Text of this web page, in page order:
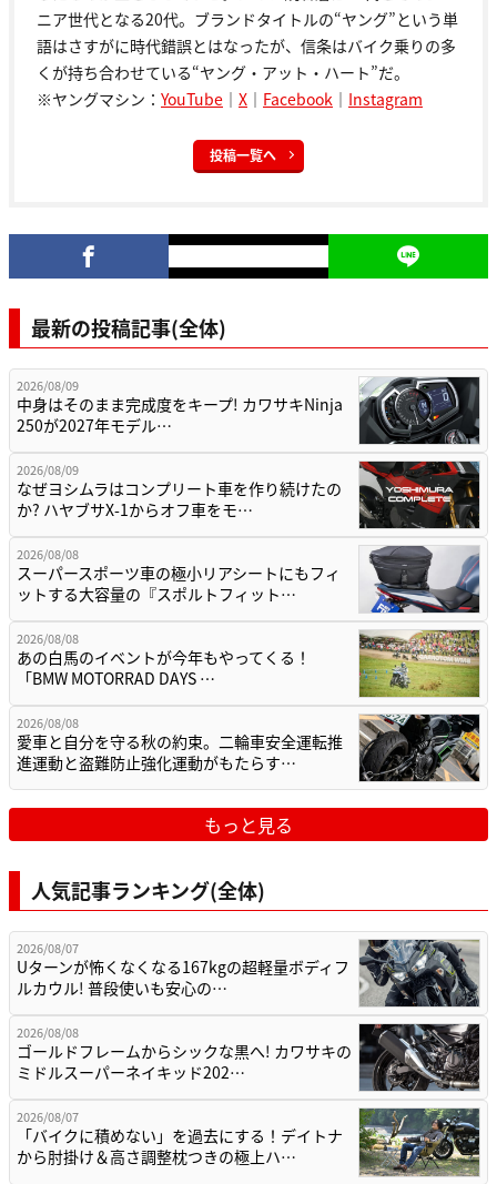
ニア世代となる20代。ブランドタイトルの“ヤング”という単
語はさすがに時代錯誤とはなったが、信条はバイク乗りの多
くが持ち合わせている“ヤング・アット・ハート”だ。
※ヤングマシン： YouTube ｜ X ｜ Facebook ｜ Instagram
投稿一覧へ
最新の投稿記事(全体)
2026/08/09
中身はそのまま完成度をキープ! カワサキNinja
250が2027年モデル…
2026/08/09
なぜヨシムラはコンプリート車を作り続けたの
か? ハヤブサX-1からオフ車をモ…
2026/08/08
スーパースポーツ車の極小リアシートにもフィ
ットする大容量の『スポルトフィット…
2026/08/08
あの白馬のイベントが今年もやってくる！
「BMW MOTORRAD DAYS …
2026/08/08
愛車と自分を守る秋の約束。二輪車安全運転推
進運動と盗難防止強化運動がもたらす…
もっと見る
人気記事ランキング(全体)
2026/08/07
Uターンが怖くなくなる167kgの超軽量ボディフ
ルカウル! 普段使いも安心の…
2026/08/08
ゴールドフレームからシックな黒へ! カワサキの
ミドルスーパーネイキッド202…
2026/08/07
「バイクに積めない」を過去にする！デイトナ
から肘掛け＆高さ調整枕つきの極上ハ…